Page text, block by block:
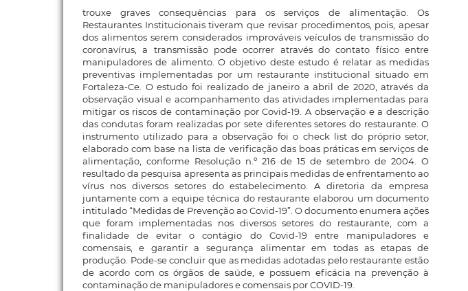
trouxe graves consequências para os serviços de alimentação. Os
Restaurantes Institucionais tiveram que revisar procedimentos, pois, apesar
dos alimentos serem considerados improváveis veículos de transmissão do
coronavírus, a transmissão pode ocorrer através do contato físico entre
manipuladores de alimento. O objetivo deste estudo é relatar as medidas
preventivas implementadas por um restaurante institucional situado em
Fortaleza-Ce. O estudo foi realizado de janeiro a abril de 2020, através da
observação visual e acompanhamento das atividades implementadas para
mitigar os riscos de contaminação por Covid-19. A observação e a descrição
das condutas foram realizadas por sete diferentes setores do restaurante. O
instrumento utilizado para a observação foi o check list do próprio setor,
elaborado com base na lista de verificação das boas práticas em serviços de
alimentação, conforme Resolução n.º 216 de 15 de setembro de 2004. O
resultado da pesquisa apresenta as principais medidas de enfrentamento ao
vírus nos diversos setores do estabelecimento. A diretoria da empresa
juntamente com a equipe técnica do restaurante elaborou um documento
intitulado “Medidas de Prevenção ao Covid-19”. O documento enumera ações
que foram implementadas nos diversos setores do restaurante, com a
finalidade de evitar o contágio do Covid-19 entre manipuladores e
comensais, e garantir a segurança alimentar em todas as etapas de
produção. Pode-se concluir que as medidas adotadas pelo restaurante estão
de acordo com os órgãos de saúde, e possuem eficácia na prevenção à
contaminação de manipuladores e comensais por COVID-19.